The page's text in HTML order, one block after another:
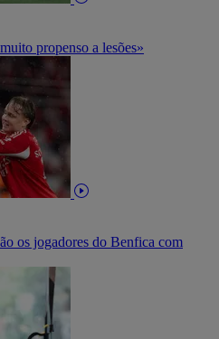
propenso a lesões»
os jogadores do Benfica com